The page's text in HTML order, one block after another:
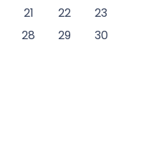
21 22
23
28 29
30